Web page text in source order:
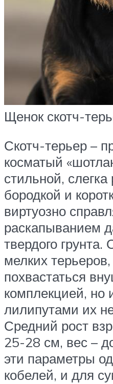
Щенок скотч-
Скотч-терьер –
косматый
стильной,
бородкой и
виртуозно
раскапыванием
твердого грунта.
мелких
похвастаться
комплекцией, но
лилипутами их
Средний рост
25-28 см, вес –
эти параметры
кобелей, и для